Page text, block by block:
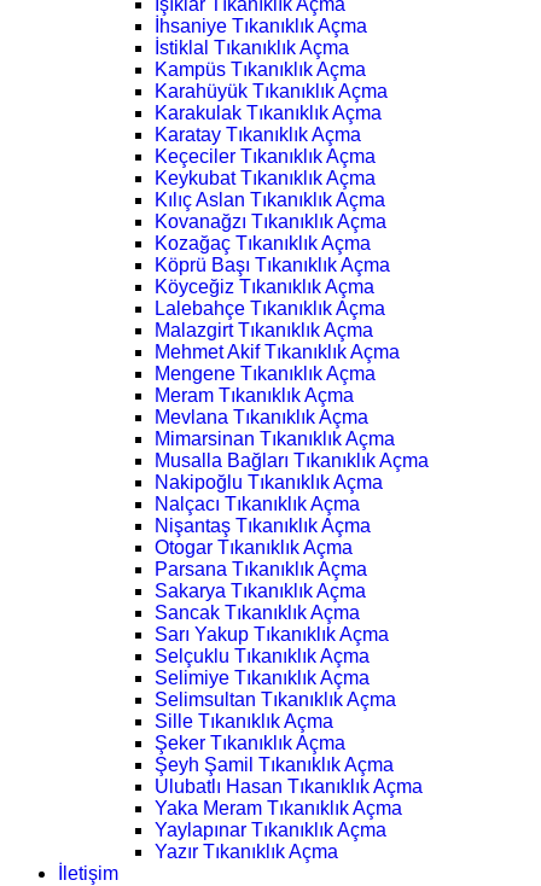
Işıklar Tıkanıklık Açma
İhsaniye Tıkanıklık Açma
İstiklal Tıkanıklık Açma
Kampüs Tıkanıklık Açma
Karahüyük Tıkanıklık Açma
Karakulak Tıkanıklık Açma
Karatay Tıkanıklık Açma
Keçeciler Tıkanıklık Açma
Keykubat Tıkanıklık Açma
Kılıç Aslan Tıkanıklık Açma
Kovanağzı Tıkanıklık Açma
Kozağaç Tıkanıklık Açma
Köprü Başı Tıkanıklık Açma
Köyceğiz Tıkanıklık Açma
Lalebahçe Tıkanıklık Açma
Malazgirt Tıkanıklık Açma
Mehmet Akif Tıkanıklık Açma
Mengene Tıkanıklık Açma
Meram Tıkanıklık Açma
Mevlana Tıkanıklık Açma
Mimarsinan Tıkanıklık Açma
Musalla Bağları Tıkanıklık Açma
Nakipoğlu Tıkanıklık Açma
Nalçacı Tıkanıklık Açma
Nişantaş Tıkanıklık Açma
Otogar Tıkanıklık Açma
Parsana Tıkanıklık Açma
Sakarya Tıkanıklık Açma
Sancak Tıkanıklık Açma
Sarı Yakup Tıkanıklık Açma
Selçuklu Tıkanıklık Açma
Selimiye Tıkanıklık Açma
Selimsultan Tıkanıklık Açma
Sille Tıkanıklık Açma
Şeker Tıkanıklık Açma
Şeyh Şamil Tıkanıklık Açma
Ulubatlı Hasan Tıkanıklık Açma
Yaka Meram Tıkanıklık Açma
Yaylapınar Tıkanıklık Açma
Yazır Tıkanıklık Açma
İletişim